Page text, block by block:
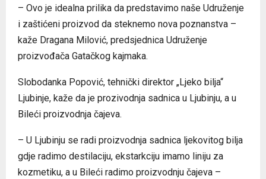
– Ovo je idealna prilika da predstavimo naše Udruženje
i zaštićeni proizvod da steknemo nova poznanstva –
kaže Dragana Milović, predsjednica Udruženje
proizvođača Gatačkog kajmaka.
Slobodanka Popović, tehnički direktor „Ljeko bilja“
Ljubinje, kaže da je prozivodnja sadnica u Ljubinju, a u
Bileći proizvodnja čajeva.
– U Ljubinju se radi proizvodnja sadnica ljekovitog bilja
gdje radimo destilaciju, ekstarkciju imamo liniju za
kozmetiku, a u Bileći radimo proizvodnju čajeva –